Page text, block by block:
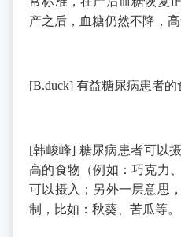
产之后，血糖仍然不降，高
[B.duck] 有益糖尿病患者的
[韩峻峰] 糖尿病患者可以
高的食物（例如：巧克力
可以摄入；另外一层意思
制，比如：秋葵、苦瓜等。